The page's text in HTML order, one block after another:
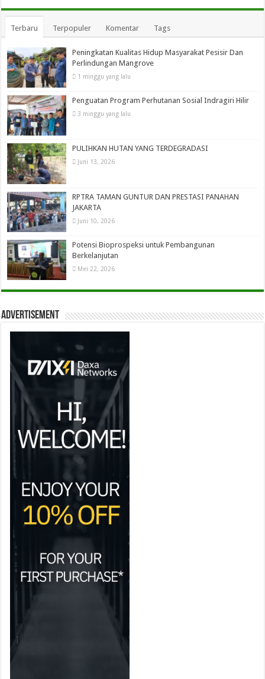
Terbaru Terpopuler Komentar Tags
Peningkatan Kualitas Hidup Masyarakat Pesisir Dan
Perlindungan Mangrove
1 minggu yang lalu
Penguatan Program Perhutanan Sosial Indragiri Hilir
3 minggu yang lalu
PULIHKAN HUTAN YANG TERDEGRADASI
Juni 13, 2026
RPTRA TAMAN GUNTUR DAN PRESTASI PANAHAN
JAKARTA
Juni 10, 2026
Potensi Bioprospeksi untuk Pembangunan
Berkelanjutan
Mei 22, 2026
Advertisement